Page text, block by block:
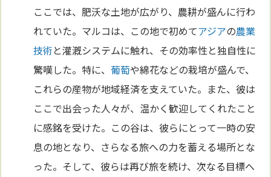
ここでは、肥沃な土地が広がり、農耕が盛んに行わ
れていた。マルコは、この地で初めてアジアの農業
技術と灌漑システムに触れ、その効率性と独自性に
驚嘆した。特に、葡萄や綿花などの栽培が盛んで、
これらの産物が地域経済を支えていた。また、彼は
ここで出会った人々が、温かく歓迎してくれたこと
に感銘を受けた。この谷は、彼らにとって一時の安
息の地となり、さらなる旅への力を蓄える場所とな
った。そして、彼らは再び旅を続け、次なる目標へ